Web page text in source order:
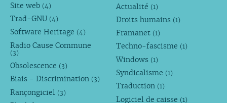
Site web (4)
Trad-GNU (4)
Software Heritage (4)
Radio Cause Commune
(3)
Obsolescence (3)
Biais - Discrimination (3)
Rançongiciel (3)
Actualité (1)
Droits humains (1)
Framanet (1)
Techno-fascisme (1)
Windows (1)
Syndicalisme (1)
Traduction (1)
Logiciel de caisse (1)